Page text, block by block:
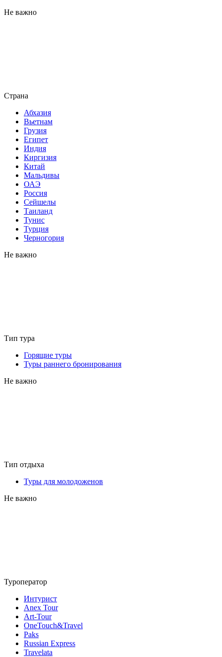
Не важно
Страна
Абхазия
Вьетнам
Грузия
Египет
Индия
Киргизия
Китай
Мальдивы
ОАЭ
Россия
Сейшелы
Таиланд
Тунис
Турция
Черногория
Не важно
Тип тура
Горящие туры
Туры раннего бронирования
Не важно
Тип отдыха
Туры для молодоженов
Не важно
Туроператор
Интурист
Anex Tour
Art-Tour
OneTouch&Travel
Paks
Russian Express
Travelata